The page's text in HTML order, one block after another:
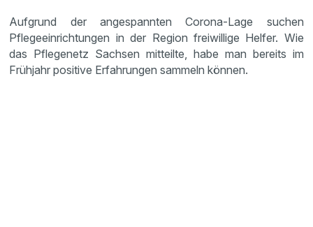
Aufgrund der angespannten Corona-Lage suchen
Pflegeeinrichtungen in der Region freiwillige Helfer. Wie
das Pflegenetz Sachsen mitteilte, habe man bereits im
Frühjahr positive Erfahrungen sammeln können.